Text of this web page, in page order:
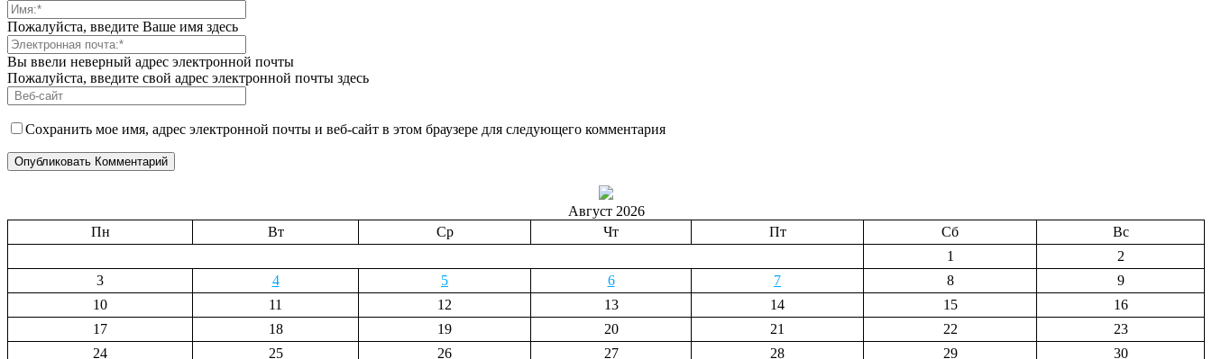
Пожалуйста, введите Ваше имя здесь
Вы ввели неверный адрес электронной почты
Пожалуйста, введите свой адрес электронной почты здесь
Сохранить мое имя, адрес электронной почты и веб-сайт в этом браузере для следующего комментария
Август 2026
Пн
Вт Ср Чт Пт Сб
Вс
1
2
3
4 5 6 7 8
9
10
11 12 13 14 15
16
17
18 19 20 21 22
23
24
25 26 27 28 29
30